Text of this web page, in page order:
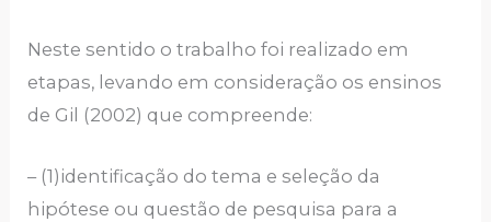
Neste sentido o trabalho foi realizado em
etapas, levando em consideração os ensinos
de Gil (2002) que compreende:
– (1)identificação do tema e seleção da
hipótese ou questão de pesquisa para a